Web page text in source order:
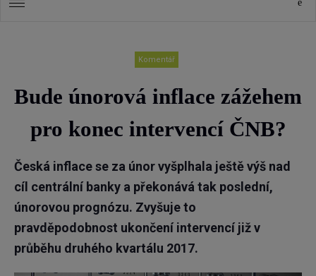
Komentář
Bude únorová inflace zážehem
pro konec intervencí ČNB?
Česká inflace se za únor vyšplhala ještě výš nad
cíl centrální banky a překonává tak poslední,
únorovou prognózu. Zvyšuje to
pravděpodobnost ukončení intervencí již v
průběhu druhého kvartálu 2017.